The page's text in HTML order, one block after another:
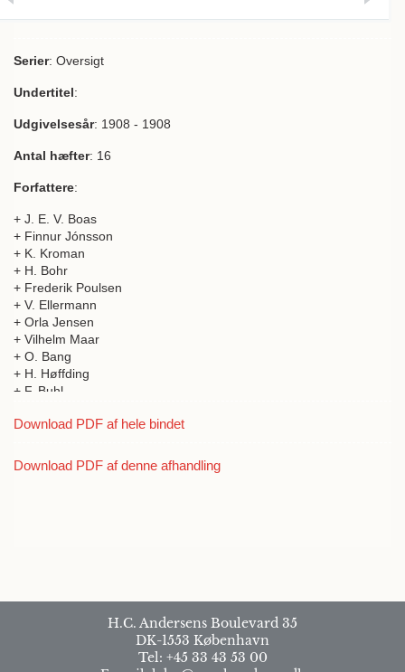
Serier: Oversigt
Undertitel:
Udgivelsesår: 1908 - 1908
Antal hæfter: 16
Forfattere:
+ J. E. V. Boas
+ Finnur Jónsson
+ K. Kroman
+ H. Bohr
+ Frederik Poulsen
+ V. Ellermann
+ Orla Jensen
+ Vilhelm Maar
+ O. Bang
+ H. Høffding
+ F. Buhl
+ Olav Hanssen
+ E. Høst Madsen
Download PDF af hele bindet
Download PDF af denne afhandling
H.C. Andersens Boulevard 35
DK-1553 København
Tel: +45 33 43 53 00